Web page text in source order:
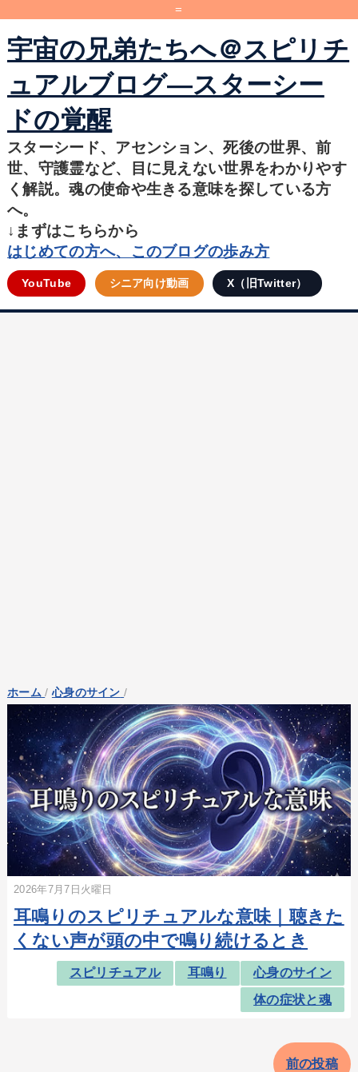
=
宇宙の兄弟たちへ＠スピリチ
ュアルブログ―スターシー
ドの覚醒
スターシード、アセンション、死後の世界、前
世、守護霊など、目に見えない世界をわかりやす
く解説。魂の使命や生きる意味を探している方
へ。
↓まずはこちらから
はじめての方へ、このブログの歩み方
YouTube シニア向け動画 X（旧Twitter）
ホーム / 心身のサイン /
2026年7月7日火曜日
耳鳴りのスピリチュアルな意味｜聴きた
くない声が頭の中で鳴り続けるとき
スピリチュアル 耳鳴り
心身のサイン
体の症状と魂
前の投稿